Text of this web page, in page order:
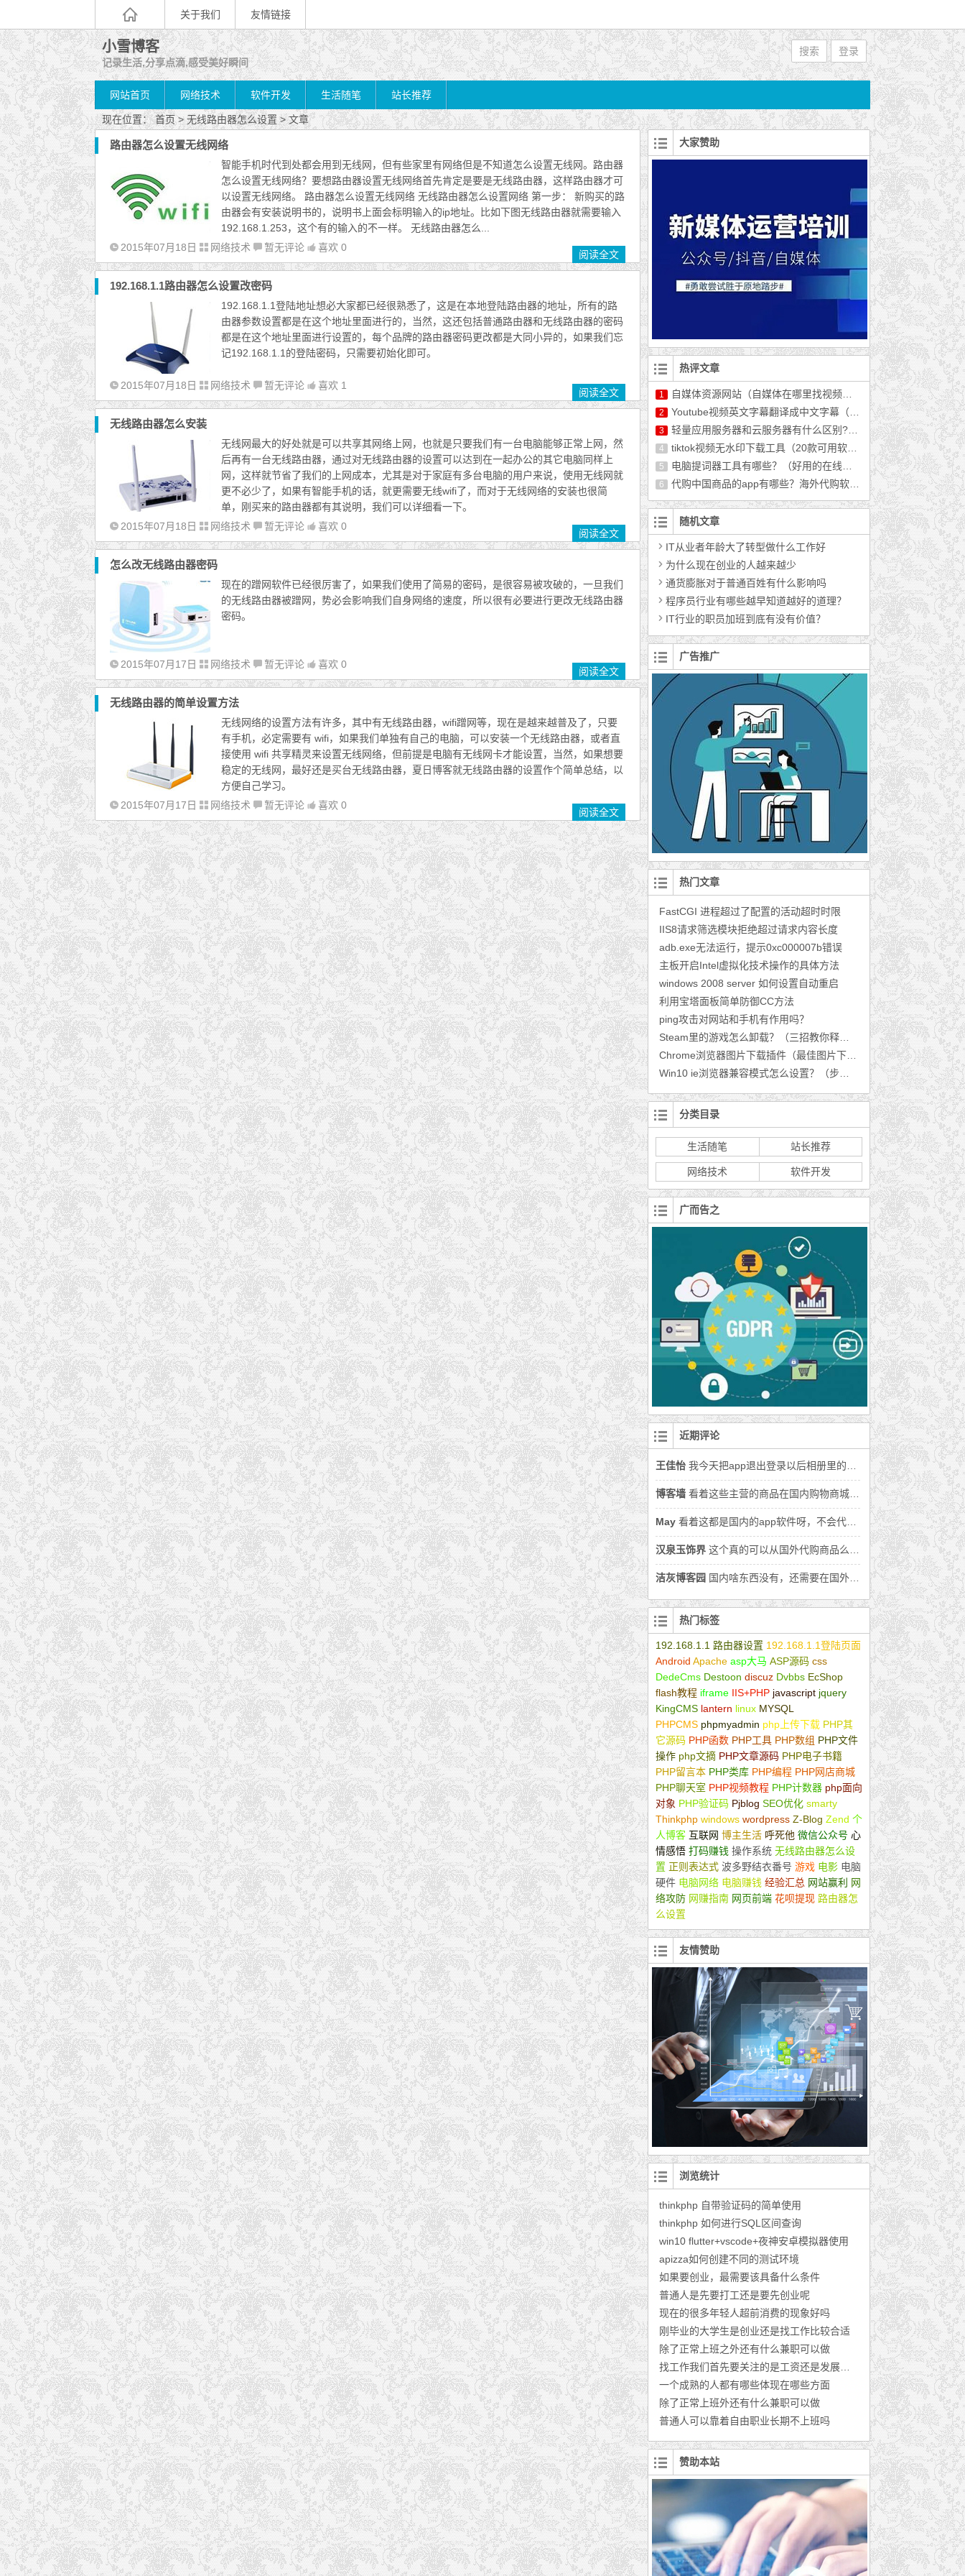
关于我们 友情链接
小雪博客
记录生活,分享点滴,感受美好瞬间
搜索 登录
网站首页 网络技术 软件开发 生活随笔 站长推荐
现在位置：首页> 无线路由器怎么设置 > 文章
路由器怎么设置无线网络
智能手机时代到处都会用到无线网，但有些家里有网络但是不知道怎么设置无线网。路由器
怎么设置无线网络？要想路由器设置无线网络首先肯定是要是无线路由器，这样路由器才可
以设置无线网络。 路由器怎么设置无线网络 无线路由器怎么设置网络 第一步： 新购买的路
由器会有安装说明书的，说明书上面会标明输入的ip地址。比如下图无线路由器就需要输入
192.168.1.253，这个有的输入的不一样。 无线路由器怎么...
2015年07月18日
网络技术 暂无评论 喜欢 0
阅读全文
192.168.1.1路由器怎么设置改密码
192.168.1.1登陆地址想必大家都已经很熟悉了，这是在本地登陆路由器的地址，所有的路
由器参数设置都是在这个地址里面进行的，当然，这还包括普通路由器和无线路由器的密码
都是在这个地址里面进行设置的，每个品牌的路由器密码更改都是大同小异的，如果我们忘
记192.168.1.1的登陆密码，只需要初始化即可。
2015年07月18日 网络技术 暂无评论 喜欢 1
阅读全文
无线路由器怎么安装
无线网最大的好处就是可以共享其网络上网，也就是只要我们有一台电脑能够正常上网，然
后再有一台无线路由器，通过对无线路由器的设置可以达到在一起办公的其它电脑同样上
网，这样就节省了我们的上网成本，尤其是对于家庭有多台电脑的用户来说，使用无线网就
更不必少了，如果有智能手机的话，就更需要无线wifi了，而对于无线网络的安装也很简
单，刚买来的路由器都有其说明，我们可以详细看一下。
2015年07月18日
网络技术 暂无评论 喜欢 0
阅读全文
怎么改无线路由器密码
现在的蹭网软件已经很厉害了，如果我们使用了简易的密码，是很容易被攻破的，一旦我们
的无线路由器被蹭网，势必会影响我们自身网络的速度，所以很有必要进行更改无线路由器
密码。
2015年07月17日 网络技术 暂无评论 喜欢 0
阅读全文
无线路由器的简单设置方法
无线网络的设置方法有许多，其中有无线路由器，wifi蹭网等，现在是越来越普及了，只要
有手机，必定需要有 wifi，如果我们单独有自己的电脑，可以安装一个无线路由器，或者直
接使用 wifi 共享精灵来设置无线网络，但前提是电脑有无线网卡才能设置，当然，如果想要
稳定的无线网，最好还是买台无线路由器，夏日博客就无线路由器的设置作个简单总结，以
方便自己学习。
2015年07月17日
网络技术 暂无评论 喜欢 0
阅读全文
大家赞助
热评文章
1 自媒体资源网站（自媒体在哪里找视频资源）
2 Youtube视频英文字幕翻译成中文字幕（最新教程）
3 轻量应用服务器和云服务器有什么区别?哪个好用?
4 tiktok视频无水印下载工具（20款可用软件推荐）
5 电脑提词器工具有哪些？（好用的在线提词器分享）
6 代购中国商品的app有哪些？海外代购软件排行榜前十
随机文章
IT从业者年龄大了转型做什么工作好
为什么现在创业的人越来越少
通货膨胀对于普通百姓有什么影响吗
程序员行业有哪些越早知道越好的道理？
IT行业的职员加班到底有没有价值？
广告推广
热门文章
FastCGI 进程超过了配置的活动超时时限
IIS8请求筛选模块拒绝超过请求内容长度
adb.exe无法运行，提示0xc000007b错误
主板开启Intel虚拟化技术操作的具体方法
windows 2008 server 如何设置自动重启
利用宝塔面板简单防御CC方法
ping攻击对网站和手机有作用吗？
分类目录
生活随笔 站长推荐
网络技术 软件开发
广而告之
近期评论
王佳怡 我今天把app退出登录以后相册里的照片丢了好多怎么办呀
博客墙 看着这些主营的商品在国内购物商城上面都可以找到，还是用国内购物软件吧。
May 看着这都是国内的app软件呀，不会代购的商品就在国内吧。
汉泉玉饰界 这个真的可以从国外代购商品么，还没从国外买过商品呢。
洁灰博客园 国内啥东西没有，还需要在国外代购么。
热门标签
192.168.1.1 路由器设置 192.168.1.1登陆页面
Android Apache asp大马 ASP源码 css
DedeCms Destoon discuz Dvbbs EcShop
flash教程 iframe IIS+PHP javascript jquery
KingCMS lantern linux MYSQL
PHPCMS phpmyadmin php上传下载 PHP其
它源码 PHP函数 PHP工具 PHP数组 PHP文件
操作 php文摘 PHP文章源码 PHP电子书籍
PHP留言本 PHP类库 PHP编程 PHP网店商城
PHP聊天室 PHP视频教程 PHP计数器 php面向
对象 PHP验证码 Pjblog SEO优化 smarty
Thinkphp windows wordpress Z-Blog Zend 个
人博客 互联网 博主生活 呼死他 微信公众号 心
情感悟 打码赚钱 操作系统 无线路由器怎么设
置 正则表达式 波多野结衣番号 游戏 电影 电脑
硬件 电脑网络 电脑赚钱 经验汇总 网站赢利
网
络攻防 网赚指南 网页前端 花呗提现 路由器怎
么设置
友情赞助
浏览统计
thinkphp 自带验证码的简单使用
thinkphp 如何进行SQL区间查询
win10 flutter+vscode+夜神安卓模拟器使用
apizza如何创建不同的测试环境
如果要创业，最需要该具备什么条件
普通人是先要打工还是要先创业呢
现在的很多年轻人超前消费的现象好吗
刚毕业的大学生是创业还是找工作比较合适
除了正常上班之外还有什么兼职可以做
一个成熟的人都有哪些体现在哪些方面
除了正常上班外还有什么兼职可以做
普通人可以靠着自由职业长期不上班吗
赞助本站